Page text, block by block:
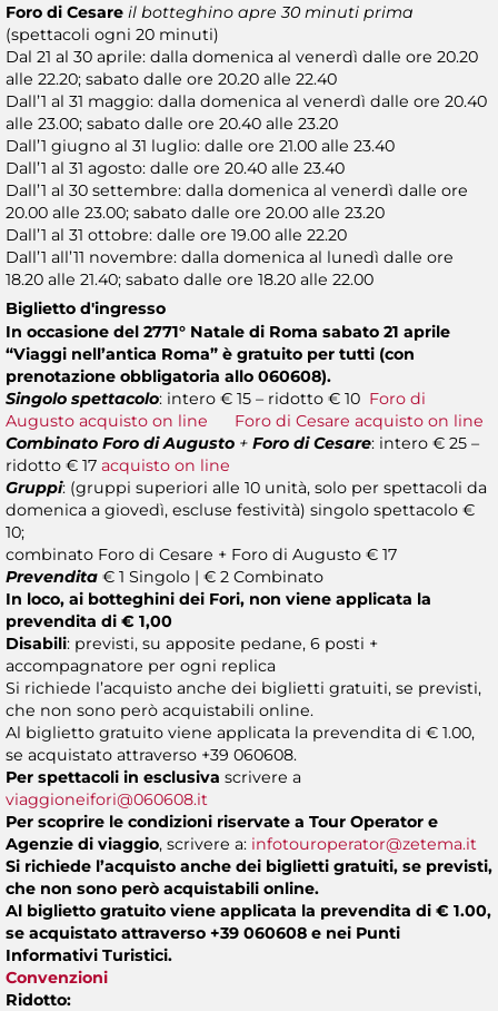
Foro di Cesare il botteghino apre 30 minuti prima
(spettacoli ogni 20 minuti)
Dal 21 al 30 aprile: dalla domenica al venerdì dalle ore 20.20
alle 22.20; sabato dalle ore 20.20 alle 22.40
Dall’1 al 31 maggio: dalla domenica al venerdì dalle ore 20.40
alle 23.00; sabato dalle ore 20.40 alle 23.20
Dall’1 giugno al 31 luglio: dalle ore 21.00 alle 23.40
Dall’1 al 31 agosto: dalle ore 20.40 alle 23.40
Dall’1 al 30 settembre: dalla domenica al venerdì dalle ore
20.00 alle 23.00; sabato dalle ore 20.00 alle 23.20
Dall’1 al 31 ottobre: dalle ore 19.00 alle 22.20
Dall’1 all’11 novembre: dalla domenica al lunedì dalle ore
18.20 alle 21.40; sabato dalle ore 18.20 alle 22.00
Biglietto d'ingresso
In occasione del 2771° Natale di Roma sabato 21 aprile
“Viaggi nell’antica Roma” è gratuito per tutti (con
prenotazione obbligatoria allo 060608).
Singolo spettacolo: intero € 15 – ridotto € 10 Foro di
Augusto acquisto on line
Foro di Cesare acquisto on line
Combinato Foro di Augusto + Foro di Cesare: intero € 25 –
ridotto € 17 acquisto on line
Gruppi: (gruppi superiori alle 10 unità, solo per spettacoli da
domenica a giovedì, escluse festività) singolo spettacolo €
10;
combinato Foro di Cesare + Foro di Augusto € 17
Prevendita € 1 Singolo | € 2 Combinato
In loco, ai botteghini dei Fori, non viene applicata la
prevendita di € 1,00
Disabili: previsti, su apposite pedane, 6 posti +
accompagnatore per ogni replica
Si richiede l’acquisto anche dei biglietti gratuiti, se previsti,
che non sono però acquistabili online.
Al biglietto gratuito viene applicata la prevendita di € 1.00,
se acquistato attraverso +39 060608.
Per spettacoli in esclusiva scrivere a
viaggioneifori@060608.it
Per scoprire le condizioni riservate a Tour Operator e
Agenzie di viaggio, scrivere a: infotouroperator@zetema.it
Si richiede l’acquisto anche dei biglietti gratuiti, se previsti,
che non sono però acquistabili online.
Al biglietto gratuito viene applicata la prevendita di € 1.00,
se acquistato attraverso +39 060608 e nei Punti
Informativi Turistici.
Convenzioni
Ridotto: